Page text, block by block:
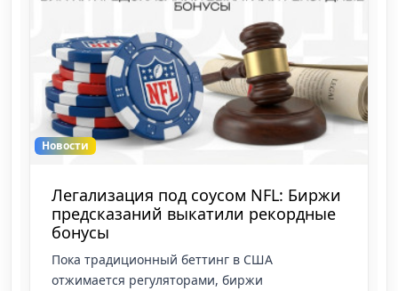
Новости
Зачистка перед футбольными
лигами: Telegram забанил сотни
каналов капперов и ботов
Telegram устроил масштабную облаву прямо
перед стартом европейских футбольных лиг. За